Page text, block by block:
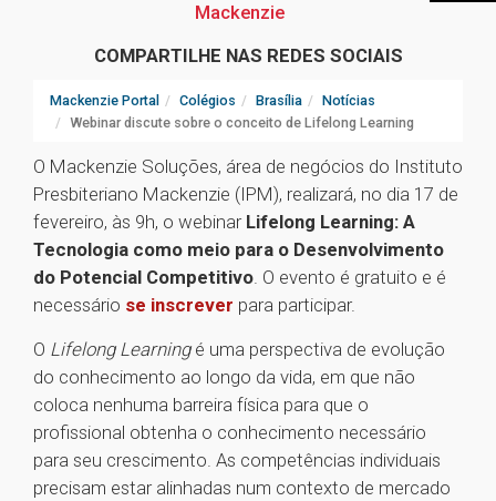
Mackenzie
COMPARTILHE NAS REDES SOCIAIS
Mackenzie Portal Colégios Brasília
Notícias
Webinar discute sobre o conceito de Lifelong Learning
O Mackenzie Soluções, área de negócios do Instituto
Presbiteriano Mackenzie (IPM), realizará, no dia 17 de
fevereiro, às 9h, o webinar Lifelong Learning: A
Tecnologia como meio para o Desenvolvimento
do Potencial Competitivo. O evento é gratuito e é
necessário se inscrever para participar.
O Lifelong Learningé uma perspectiva de evolução
do conhecimento ao longo da vida, em que não
coloca nenhuma barreira física para que o
profissional obtenha o conhecimento necessário
para seu crescimento. As competências individuais
precisam estar alinhadas num contexto de mercado